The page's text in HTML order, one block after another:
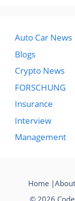
Auto Car News
Blogs
Crypto News
FORSCHUNG
Insurance
Interview
Management
Home|